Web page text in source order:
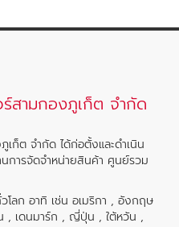
สามกองภูเก็ต จำกัด
ก็ต จำกัด ได้ก่อตั้งและดำเนิน
นการจัดจำหน่ายสินค้า ศูนย์รวม
ลก อาทิ เช่น อเมริกา , อังกฤษ
, เดนมาร์ก , ญี่ปุ่น , ใต้หวัน ,